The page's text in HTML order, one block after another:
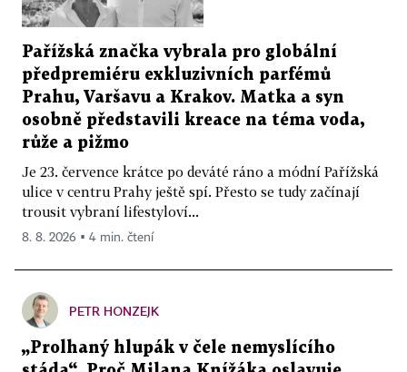
Pařížská značka vybrala pro globální
předpremiéru exkluzivních parfémů
Prahu, Varšavu a Krakov. Matka a syn
osobně představili kreace na téma voda,
růže a pižmo
Je 23. července krátce po deváté ráno a módní Pařížská
ulice v centru Prahy ještě spí. Přesto se tudy začínají
trousit vybraní lifestyloví...
8. 8. 2026 ▪ 4 min. čtení
PETR HONZEJK
„Prolhaný hlupák v čele nemyslícího